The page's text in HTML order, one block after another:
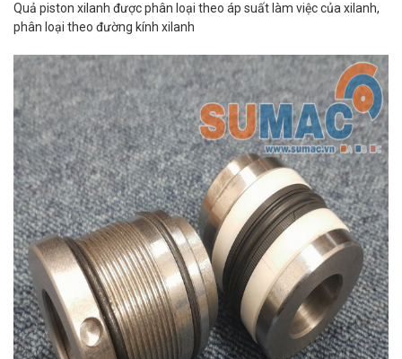
Quả piston xilanh được phân loại theo áp suất làm việc của xilanh,
phân loại theo đường kính xilanh